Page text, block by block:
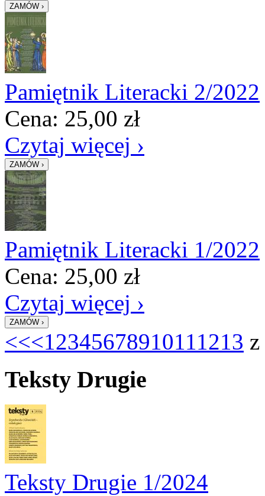
Pamiętnik Literacki 2/2022
Cena: 25,00 zł
Czytaj więcej ›
Pamiętnik Literacki 1/2022
Cena: 25,00 zł
Czytaj więcej ›
<<<12345678910111213
Teksty Drugie
Teksty Drugie 1/2024